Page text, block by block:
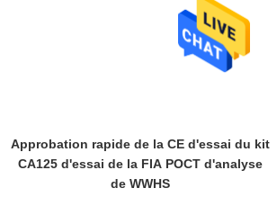
Approbation rapide de la CE d'essai du kit
CA125 d'essai de la FIA POCT d'analyse
de WWHS